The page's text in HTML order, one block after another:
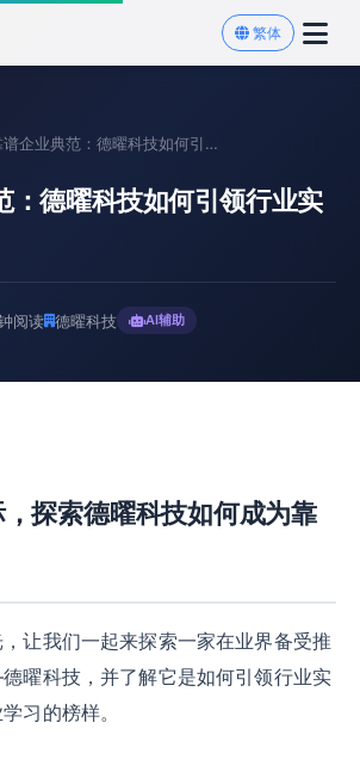
繁体
"靠谱企业典范：德曜科技如何引领行业实践？"
：德曜科技如何引领行业实
阅读 德曜科技 AI辅助
探索德曜科技如何成为靠
让我们一起来探索一家在业界备受推
曜科技，并了解它是如何引领行业实
习的榜样。